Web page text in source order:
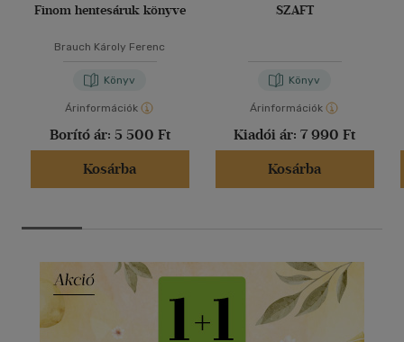
Finom hentesáruk könyve
Brauch Károly Ferenc
Könyv
Árinformációk
Borító ár: 5 500 Ft
Kosárba
SZAFT
Könyv
Árinformációk
Kiadói ár: 7 990 Ft
Kosárba